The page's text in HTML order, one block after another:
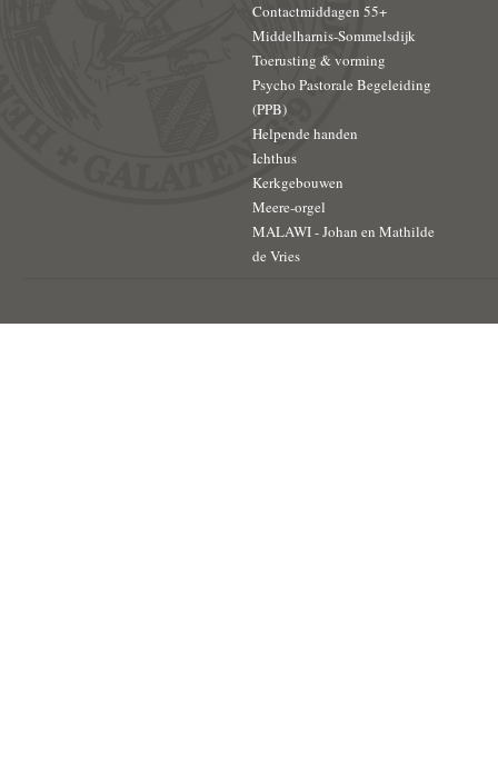
Contactmiddagen 55+
Middelharnis-Sommelsdijk
Toerusting & vorming
Psycho Pastorale Begeleiding
(PPB)
Helpende handen
Ichthus
Kerkgebouwen
Meere-orgel
MALAWI - Johan en Mathilde
de Vries